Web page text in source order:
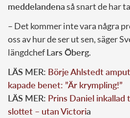
meddelandenaså snart de har
– Det kommer inte vara några
oss av hur de ser ut sen, säger
längdchefLars Öberg.
LÄS MER: Börje Ahlstedt
kapade benet: ”Är krympling!”
LÄS MER: Prins Daniel inkallad
slottet – utan Victoria